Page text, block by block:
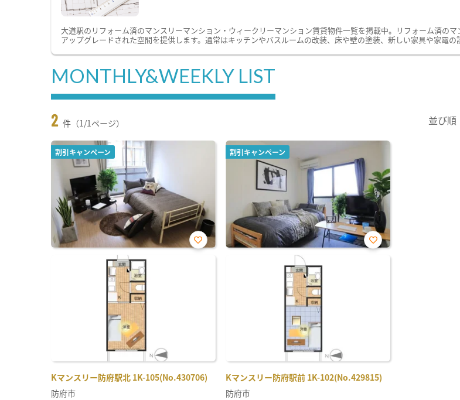
大道駅のリフォーム済のマンスリーマンション・ウィークリーマンション賃貸物件一覧を掲載中。リフォーム済の
アップグレードされた空間を提供します。通常はキッチンやバスルームの改装、床や壁の塗装、新しい家具や家電
MONTHLY&WEEKLY LIST
2 件（1/1ページ） 並び順
割引キャンペーン
Kマンスリー防府駅北 1K-105(No.430706)
お気
防府市
割引キャンペーン
Kマンスリー防府駅前 1K-102(No.429815)
お気
防府市